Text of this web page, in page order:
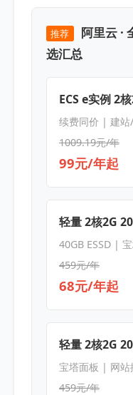
推荐
阿里云 ·
选汇总
ECS e实例 2
续费同价 | 建站
1009.19元/年
99元/年起
轻量 2核2G
40GB ESSD |
459元/年
68元/年起
轻量 2核2G
宝塔面板 | 网站
459元/年